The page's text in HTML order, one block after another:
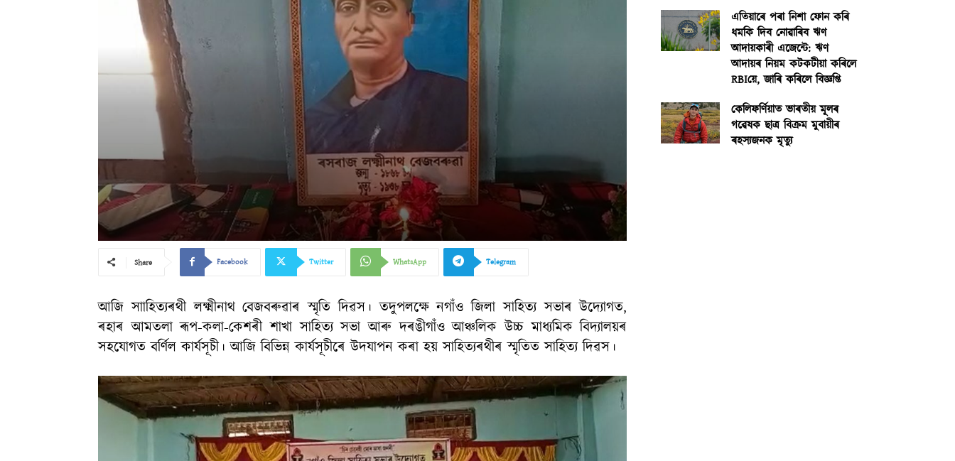
Share Facebook Twitter WhatsApp Telegram
আজি সাাহিত্যৰথী লক্ষ্মীনাথ বেজবৰুৱাৰ স্মৃতি দিৱস। তদুপলক্ষে নগাঁও জিলা সাহিত্য সভাৰ উদ্যোগত,
ৰহাৰ আমতলা ৰূপ-কলা-কেশৰী শাখা সাহিত্য সভা আৰু দৰঙীগাঁও আঞ্চলিক উচ্চ মাধ্যমিক বিদ্যালয়ৰ
সহযোগত বৰ্ণিল কাৰ্যসূচী। আজি বিভিন্ন কাৰ্যসূচীৰে উদযাপন কৰা হয় সাহিত্যৰথীৰ স্মৃতিত সাহিত্য দিৱস।
এতিয়াৰে পৰা নিশা ফোন কৰি
ধমকি দিব নোৱাৰিব ঋণ
আদায়কাৰী এজেন্টে: ঋণ
আদায়ৰ নিয়ম কটকটীয়া কৰিলে
RBIয়ে, জাৰি কৰিলে বিজ্ঞপ্তি
কেলিফৰ্ণিয়াত ভাৰতীয় মূলৰ
গৱেষক ছাত্ৰ বিক্ৰম মুবায়ীৰ
ৰহস্যজনক মৃত্যু